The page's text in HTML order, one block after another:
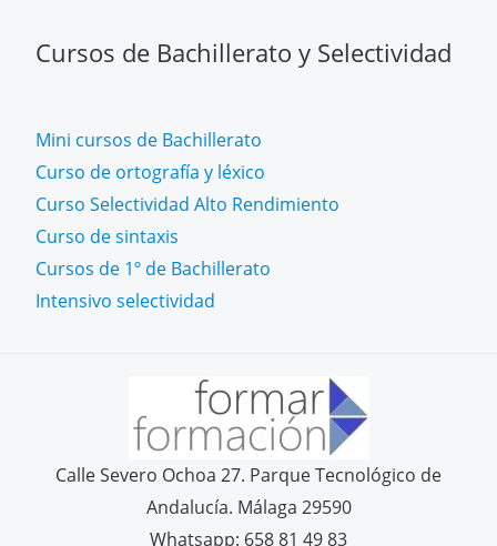
Cursos de Bachillerato y Selectividad
Mini cursos de Bachillerato
Curso de ortografía y léxico
Curso Selectividad Alto Rendimiento
Curso de sintaxis
Cursos de 1º de Bachillerato
Intensivo selectividad
Calle Severo Ochoa 27. Parque Tecnológico de
Andalucía. Málaga 29590
Whatsapp: 658 81 49 83